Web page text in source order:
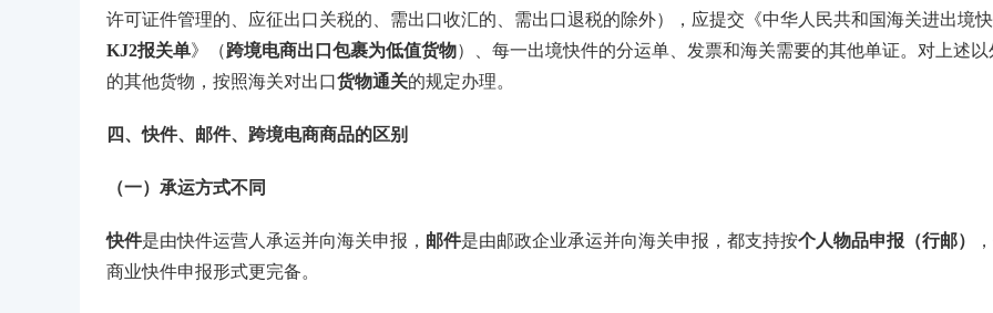
许可证件管理的、应征出口关税的、需出口收汇的、需出口退税的除外），应提交《中华人民共和国海关进出境
KJ2报关单》（跨境电商出口包裹为低值货物）、每一出境快件的分运单、发票和海关需要的其他单证。对上述以
的其他货物，按照海关对出口货物通关的规定办理。
四、快件、邮件、跨境电商商品的区别
（一）承运方式不同
快件是由快件运营人承运并向海关申报， 邮件是由邮政企业承运并向海关申报，都支持按个人物品申报（行邮）
商业快件申报形式更完备。